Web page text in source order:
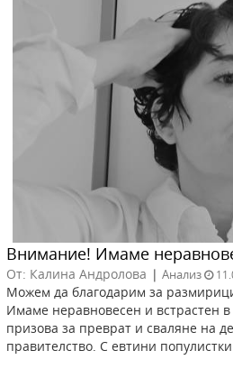
Внимание! Имаме
От: Калина Андролова | Анализ
Можем да благодарим за
Имаме неравновесен и встрастен в
призова за преврат и сваляне на
правителство. С евтини популистки